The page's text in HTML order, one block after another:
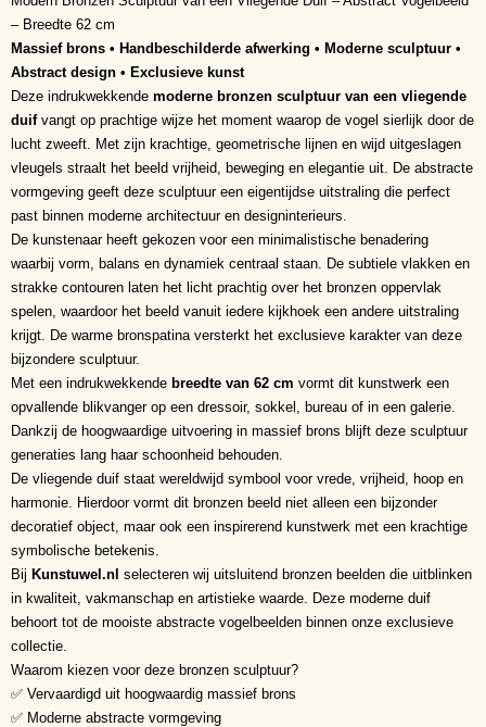
– Breedte 62 cm
Massief brons • Handbeschilderde afwerking • Moderne sculptuur •
Abstract design • Exclusieve kunst
Deze indrukwekkende moderne bronzen sculptuur van een vliegende
duifvangt op prachtige wijze het moment waarop de vogel sierlijk door de
lucht zweeft. Met zijn krachtige, geometrische lijnen en wijd uitgeslagen
vleugels straalt het beeld vrijheid, beweging en elegantie uit. De abstracte
vormgeving geeft deze sculptuur een eigentijdse uitstraling die perfect
past binnen moderne architectuur en designinterieurs.
De kunstenaar heeft gekozen voor een minimalistische benadering
waarbij vorm, balans en dynamiek centraal staan. De subtiele vlakken en
strakke contouren laten het licht prachtig over het bronzen oppervlak
spelen, waardoor het beeld vanuit iedere kijkhoek een andere uitstraling
krijgt. De warme bronspatina versterkt het exclusieve karakter van deze
bijzondere sculptuur.
Met een indrukwekkende breedte van 62 cm vormt dit kunstwerk een
opvallende blikvanger op een dressoir, sokkel, bureau of in een galerie.
Dankzij de hoogwaardige uitvoering in massief brons blijft deze sculptuur
generaties lang haar schoonheid behouden.
De vliegende duif staat wereldwijd symbool voor vrede, vrijheid, hoop en
harmonie. Hierdoor vormt dit bronzen beeld niet alleen een bijzonder
decoratief object, maar ook een inspirerend kunstwerk met een krachtige
symbolische betekenis.
Bij Kunstuwel.nl selecteren wij uitsluitend bronzen beelden die uitblinken
in kwaliteit, vakmanschap en artistieke waarde. Deze moderne duif
behoort tot de mooiste abstracte vogelbeelden binnen onze exclusieve
collectie.
Waarom kiezen voor deze bronzen sculptuur?
✅ Vervaardigd uit hoogwaardig massief brons
✅ Moderne abstracte vormgeving